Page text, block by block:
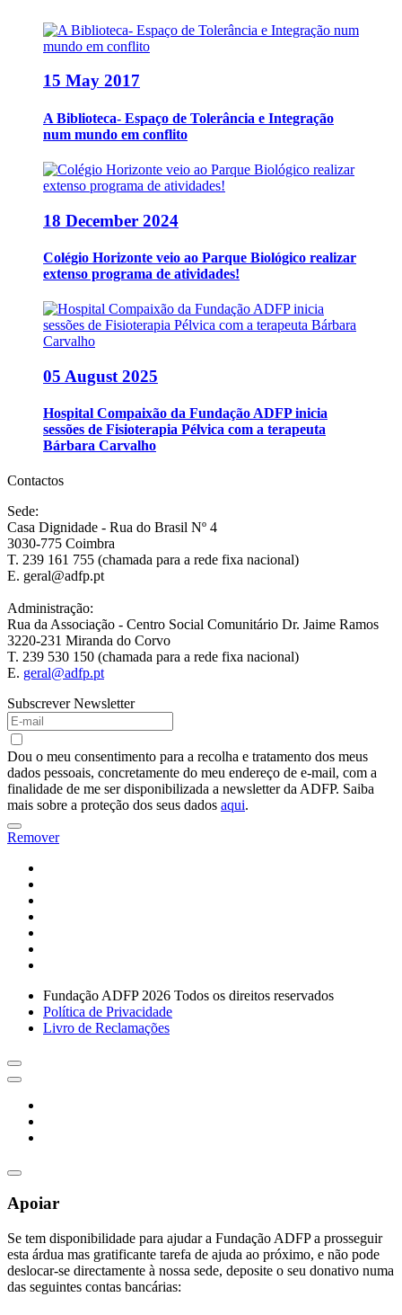
15 May 2017
A Biblioteca- Espaço de Tolerância e Integração
num mundo em conflito
18 December 2024
Colégio Horizonte veio ao Parque Biológico realizar
extenso programa de atividades!
05 August 2025
Hospital Compaixão da Fundação ADFP inicia
sessões de Fisioterapia Pélvica com a terapeuta
Bárbara Carvalho
Contactos
Sede:
Casa Dignidade - Rua do Brasil Nº 4
3030-775 Coimbra
T. 239 161 755 (chamada para a rede fixa nacional)
E. geral@adfp.pt
Administração:
Rua da Associação - Centro Social Comunitário Dr. Jaime Ramos
3220-231 Miranda do Corvo
T. 239 530 150 (chamada para a rede fixa nacional)
E. geral@adfp.pt
Subscrever Newsletter
Dou o meu consentimento para a recolha e tratamento dos meus
dados pessoais, concretamente do meu endereço de e-mail, com a
finalidade de me ser disponibilizada a newsletter da ADFP. Saiba
mais sobre a proteção dos seus dados aqui.
Remover
Fundação ADFP 2026 Todos os direitos reservados
Política de Privacidade
Livro de Reclamações
Apoiar
Se tem disponibilidade para ajudar a Fundação ADFP a prosseguir
esta árdua mas gratificante tarefa de ajuda ao próximo, e não pode
deslocar-se directamente à nossa sede, deposite o seu donativo numa
das seguintes contas bancárias: